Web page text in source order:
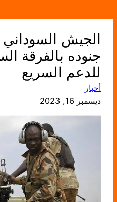
الجيش السوداني
جنوده بالفرقة
للدعم السريع
أخبار
ديسمبر 16, 2023